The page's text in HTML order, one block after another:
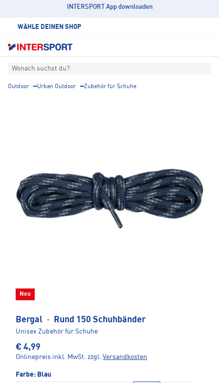
INTERSPORT App downloaden
WÄHLE DEINEN SHOP
Wonach suchst du?
Outdoor Urban Outdoor Zubehör für Schuhe
Neu
Bergal · Rund 150 Schuhbänder
Unisex Zubehör für Schuhe
€ 4,99
Onlinepreis inkl. MwSt. zzgl. Versandkosten
Farbe: Blau